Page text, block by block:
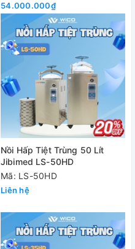
54.000.000₫
Nồi Hấp Tiệt Trùng 50 Lít
Jibimed LS-50HD
Mã: LS-50HD
Liên hệ